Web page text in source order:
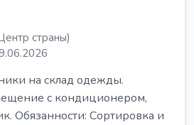
страны)
на склад одежды.
с кондиционером,
Обязанности: Сортировка и